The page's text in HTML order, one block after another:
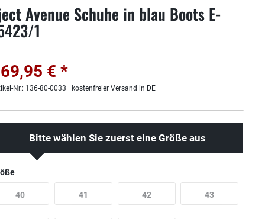
Avenue Schuhe in blau Boots E-
1
€ *
Nr.: 136-80-0033 | kostenfreier Versand in DE
Bitte wählen Sie zuerst eine Größe aus
40 41 42 43